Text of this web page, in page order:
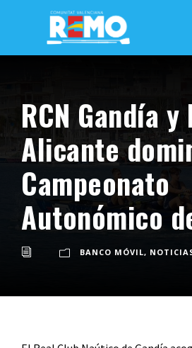
RCN Gandía y
Alicante
Campeonato
Autonómico
BANCO MÓVIL,